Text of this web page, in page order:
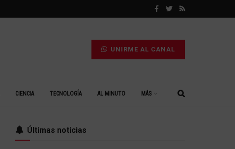
UNIRME AL CANAL
CIENCIA TECNOLOGÍA AL MINUTO MÁS
Últimas noticias